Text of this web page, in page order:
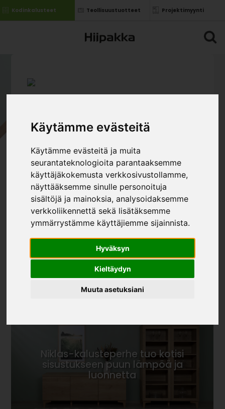
Käytämme evästeitä
Käytämme evästeitä ja muita
seurantateknologioita parantaaksemme
käyttäjäkokemusta verkkosivustollamme,
näyttääksemme sinulle personoituja
sisältöjä ja mainoksia, analysoidaksemme
verkkoliikennettä sekä lisätäksemme
ymmärrystämme käyttäjiemme sijainnista.
Hyväksyn
Kieltäydyn
Muuta asetuksiani
Kodinkalusteet Teollisuustuotteet Projektimyynti
NIKLAS N8. KAAPPI
MATALA 100 CM
SENKKIOVILLA
Kodin kalusteet » Huonekalumallistot »
Niklas»Niklas N8. kaappi matala 100 cm
senkkiovilla
KOKO
Niklas-kalusteperhe tuo kotisi
sisustukseen puun lämpöä ja
luonnetta